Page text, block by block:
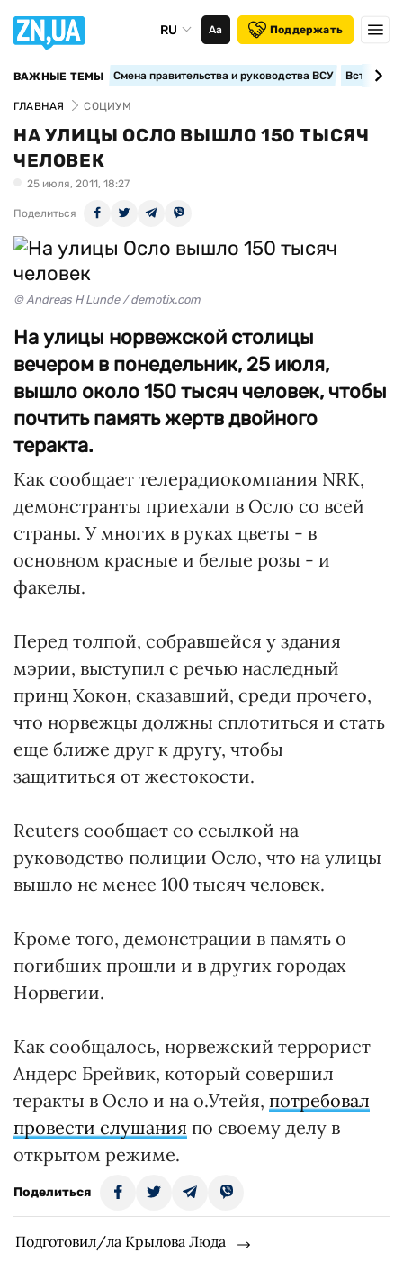
RU Аа Поддержать
ВАЖНЫЕ ТЕМЫ Смена правительства и руководства ВСУ
ГЛАВНАЯ СОЦИУМ
НА УЛИЦЫ ОСЛО ВЫШЛО 150 ТЫСЯЧ
ЧЕЛОВЕК
25 июля, 2011, 18:27
Поделиться
© Andreas H Lunde / demotix.com
На улицы норвежской столицы
вечером в понедельник, 25 июля,
вышло около 150 тысяч человек, чтобы
почтить память жертв двойного
теракта.
Как сообщает телерадиокомпания NRK,
демонстранты приехали в Осло со всей
страны. У многих в руках цветы - в
основном красные и белые розы - и
факелы.
Перед толпой, собравшейся у здания
мэрии, выступил с речью наследный
принц Хокон, сказавший, среди прочего,
что норвежцы должны сплотиться и стать
еще ближе друг к другу, чтобы
защититься от жестокости.
Reuters сообщает со ссылкой на
руководство полиции Осло, что на улицы
вышло не менее 100 тысяч человек.
Кроме того, демонстрации в память о
погибших прошли и в других городах
Норвегии.
Как сообщалось, норвежский террорист
Андерс Брейвик, который совершил
теракты в Осло и на о.Утейя, потребовал
провести слушания по своему делу в
открытом режиме.
Поделиться
Подготовил/ла Крылова Люда